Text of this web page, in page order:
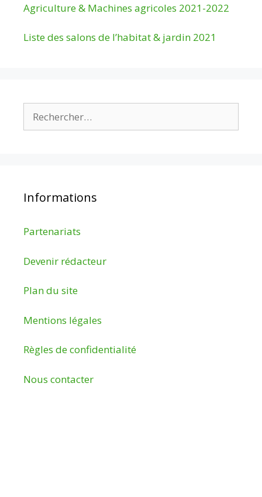
Agriculture & Machines agricoles 2021-2022
Liste des salons de l’habitat & jardin 2021
Informations
Partenariats
Devenir rédacteur
Plan du site
Mentions légales
Règles de confidentialité
Nous contacter